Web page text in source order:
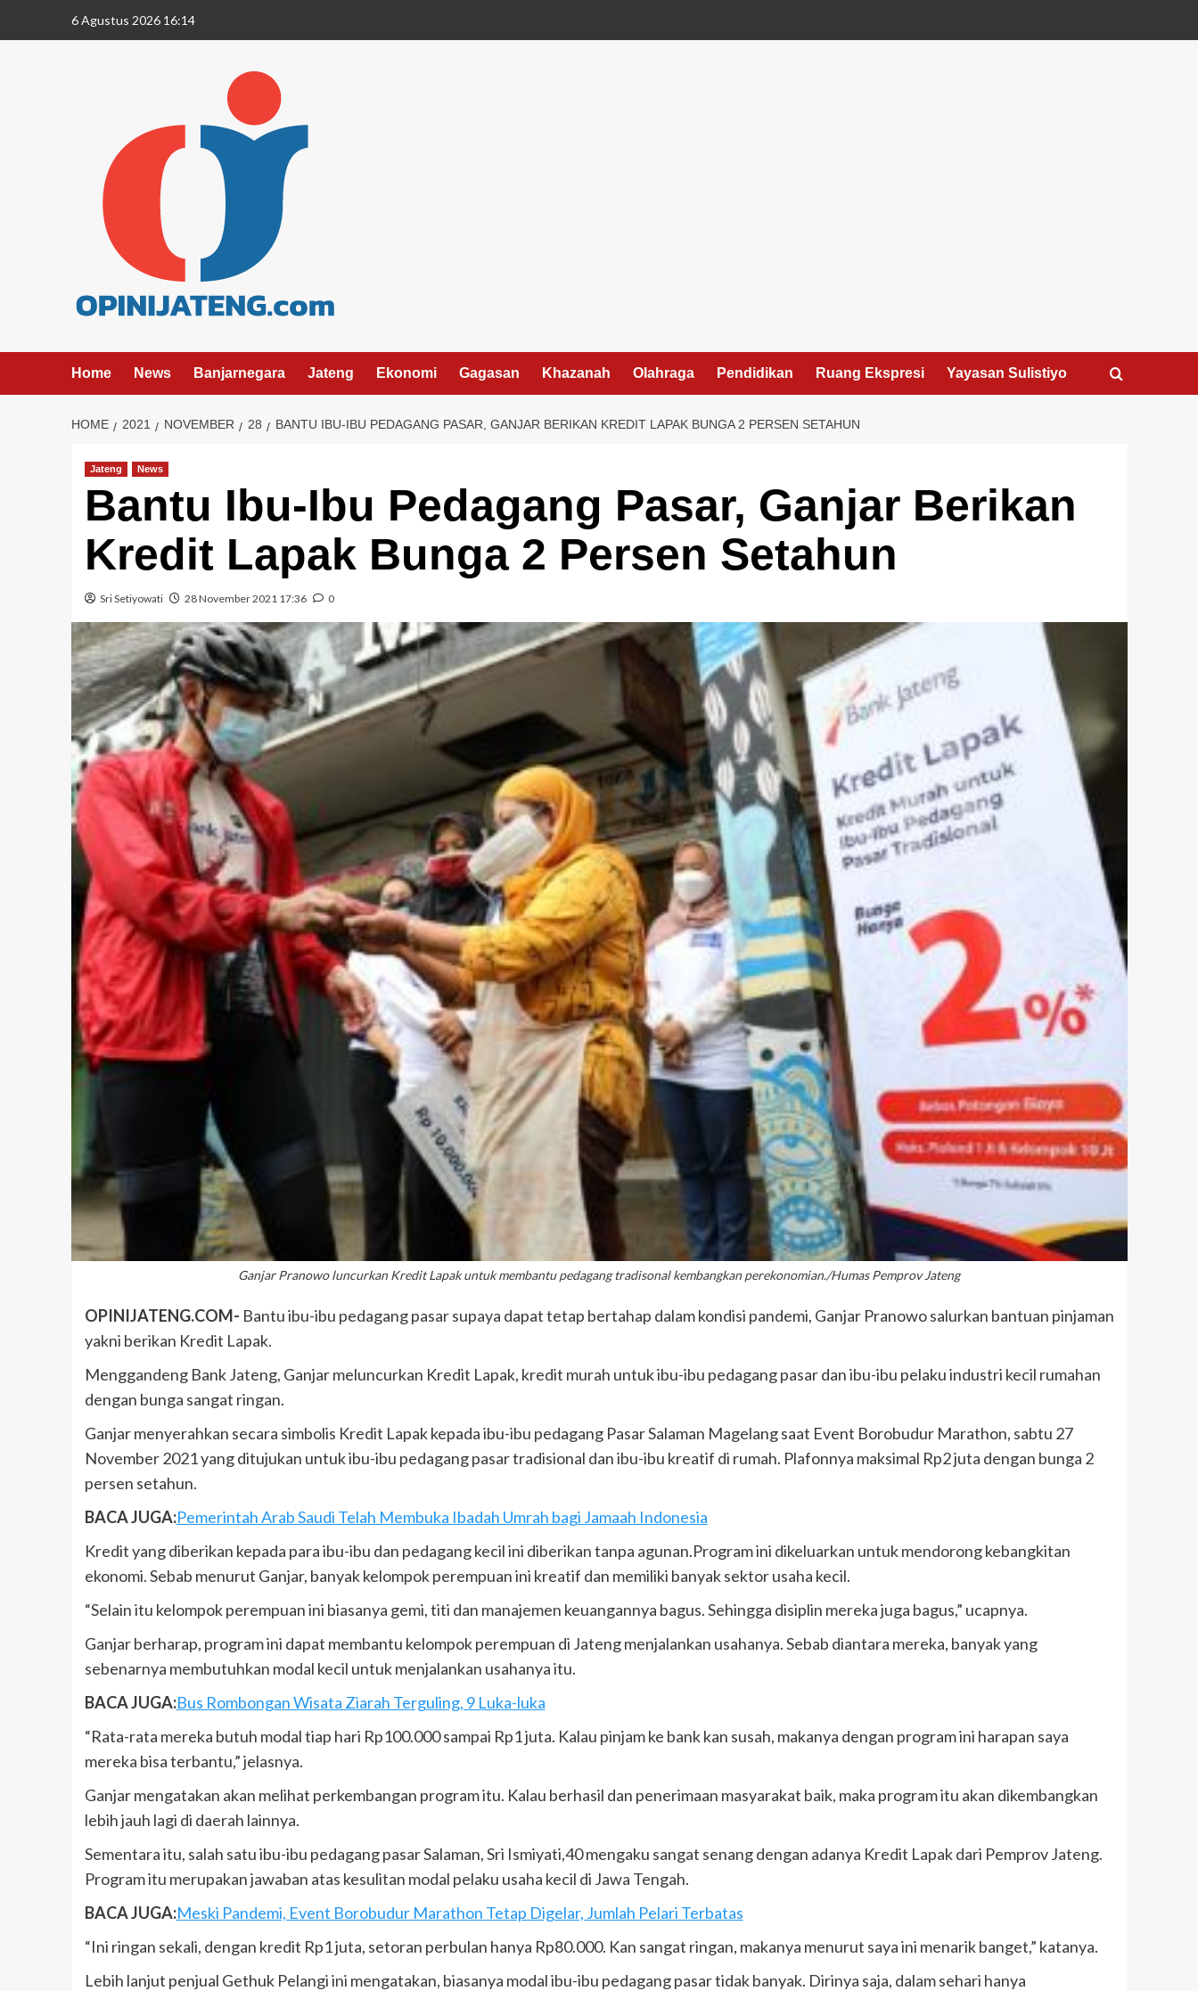
6 Agustus 2026 16:14
Home News Banjarnegara Jateng Ekonomi Gagasan Khazanah Olahraga Pendidikan Ruang Ekspresi Yayasan Sulistiyo
HOME 2021 NOVEMBER 28 BANTU IBU-IBU PEDAGANG PASAR, GANJAR BERIKAN KREDIT LAPAK BUNGA 2 PERSEN SETAHUN
Jateng News
Bantu Ibu-Ibu Pedagang Pasar, Ganjar Berikan
Kredit Lapak Bunga 2 Persen Setahun
Sri Setiyowati 28 November 2021 17:36 0
Ganjar Pranowo luncurkan Kredit Lapak untuk membantu pedagang tradisonal kembangkan perekonomian./Humas Pemprov Jateng
OPINIJATENG.COM- Bantu ibu-ibu pedagang pasar supaya dapat tetap bertahap dalam kondisi pandemi, Ganjar Pranowo salurkan bantuan pinjaman
yakni berikan Kredit Lapak.
Menggandeng Bank Jateng, Ganjar meluncurkan Kredit Lapak, kredit murah untuk ibu-ibu pedagang pasar dan ibu-ibu pelaku industri kecil rumahan
dengan bunga sangat ringan.
Ganjar menyerahkan secara simbolis Kredit Lapak kepada ibu-ibu pedagang Pasar Salaman Magelang saat Event Borobudur Marathon, sabtu 27
November 2021 yang ditujukan untuk ibu-ibu pedagang pasar tradisional dan ibu-ibu kreatif di rumah. Plafonnya maksimal Rp2 juta dengan bunga 2
persen setahun.
BACA JUGA:Pemerintah Arab Saudi Telah Membuka Ibadah Umrah bagi Jamaah Indonesia
Kredit yang diberikan kepada para ibu-ibu dan pedagang kecil ini diberikan tanpa agunan.Program ini dikeluarkan untuk mendorong kebangkitan
ekonomi. Sebab menurut Ganjar, banyak kelompok perempuan ini kreatif dan memiliki banyak sektor usaha kecil.
“Selain itu kelompok perempuan ini biasanya gemi, titi dan manajemen keuangannya bagus. Sehingga disiplin mereka juga bagus,” ucapnya.
Ganjar berharap, program ini dapat membantu kelompok perempuan di Jateng menjalankan usahanya. Sebab diantara mereka, banyak yang
sebenarnya membutuhkan modal kecil untuk menjalankan usahanya itu.
BACA JUGA:Bus Rombongan Wisata Ziarah Terguling, 9 Luka-luka
“Rata-rata mereka butuh modal tiap hari Rp100.000 sampai Rp1 juta. Kalau pinjam ke bank kan susah, makanya dengan program ini harapan saya
mereka bisa terbantu,” jelasnya.
Ganjar mengatakan akan melihat perkembangan program itu. Kalau berhasil dan penerimaan masyarakat baik, maka program itu akan dikembangkan
lebih jauh lagi di daerah lainnya.
Sementara itu, salah satu ibu-ibu pedagang pasar Salaman, Sri Ismiyati,40 mengaku sangat senang dengan adanya Kredit Lapak dari Pemprov Jateng.
Program itu merupakan jawaban atas kesulitan modal pelaku usaha kecil di Jawa Tengah.
BACA JUGA:Meski Pandemi, Event Borobudur Marathon Tetap Digelar, Jumlah Pelari Terbatas
“Ini ringan sekali, dengan kredit Rp1 juta, setoran perbulan hanya Rp80.000. Kan sangat ringan, makanya menurut saya ini menarik banget,” katanya.
Lebih lanjut penjual Gethuk Pelangi ini mengatakan, biasanya modal ibu-ibu pedagang pasar tidak banyak. Dirinya saja, dalam sehari hanya